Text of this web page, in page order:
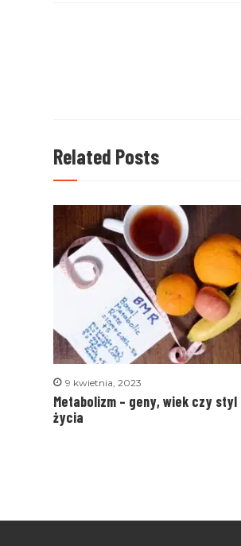
Related Posts
9 kwietnia, 2023
Metabolizm – geny, wiek czy styl
życia